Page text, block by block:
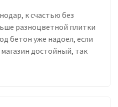
к счастью без
разноцветной плитки
бетон уже надоел, если
достойный, так